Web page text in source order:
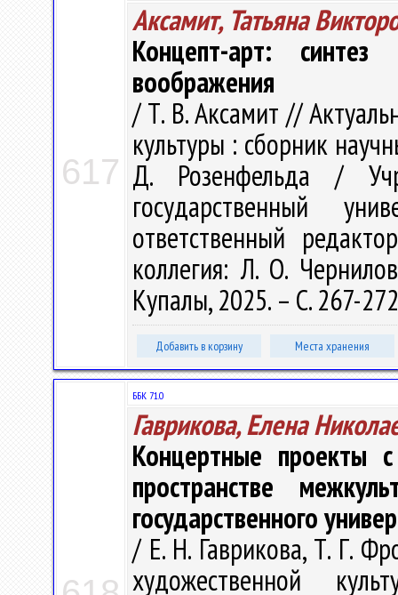
617
Аксамит, Татьяна
Концепт-арт:
воображения
/ Т. В. Аксамит //
культуры : сборник
Д. Розенфельда /
государственный
ответственный
коллегия: Л. О.
Купалы, 2025. – С. 267-
Добавить в корзину Места хранения
ББК 71.0
Гаврикова, Елена
Концертные проекты
пространстве
государственного
/ Е. Н. Гаврикова, Т. Г.
художественной